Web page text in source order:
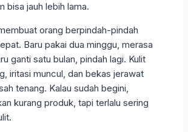
bisa jauh lebih lama.
orang berpindah-pindah
Baru pakai dua minggu, merasa
ganti satu bulan, pindah lagi. Kulit
iritasi muncul, dan bekas jerawat
tenang. Kalau sudah begini,
kurang produk, tapi terlalu sering